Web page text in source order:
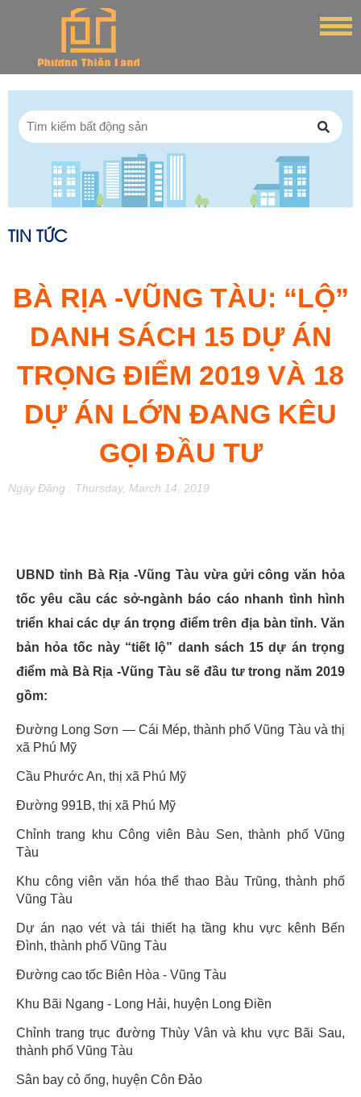
TIN TỨC
BÀ RỊA -VŨNG TÀU: “LỘ”
DANH SÁCH 15 DỰ ÁN
TRỌNG ĐIỂM 2019 VÀ 18
DỰ ÁN LỚN ĐANG KÊU
GỌI ĐẦU TƯ
Ngày Đăng : Thursday, March 14, 2019
UBND tỉnh Bà Rịa -Vũng Tàu vừa gửi công văn hỏa
tốc yêu cầu các sở-ngành báo cáo nhanh tình hình
triển khai các dự án trọng điểm trên địa bàn tỉnh. Văn
bản hỏa tốc này “tiết lộ” danh sách 15 dự án trọng
điểm mà Bà Rịa -Vũng Tàu sẽ đầu tư trong năm 2019
gồm:
Đường Long Sơn — Cái Mép, thành phố Vũng Tàu và thị
xã Phú Mỹ
Cầu Phước An, thị xã Phú Mỹ
Đường 991B, thị xã Phú Mỹ
Chỉnh trang khu Công viên Bàu Sen, thành phố Vũng
Tàu
Khu công viên văn hóa thể thao Bàu Trũng, thành phố
Vũng Tàu
Dự án nạo vét và tái thiết hạ tầng khu vực kênh Bến
Đình, thành phố Vũng Tàu
Đường cao tốc Biên Hòa - Vũng Tàu
Khu Bãi Ngang - Long Hải, huyện Long Điền
Chỉnh trang trục đường Thùy Vân và khu vực Bãi Sau,
thành phố Vũng Tàu
Sân bay cỏ ống, huyện Côn Đảo